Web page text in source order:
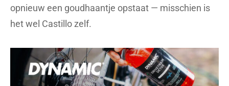
opnieuw een goudhaantje opstaat — misschien is
het wel Castillo zelf.